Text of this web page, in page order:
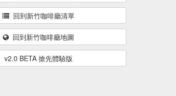
回到新竹咖啡廳清單
回到新竹咖啡廳地圖
v2.0 BETA 搶先體驗版